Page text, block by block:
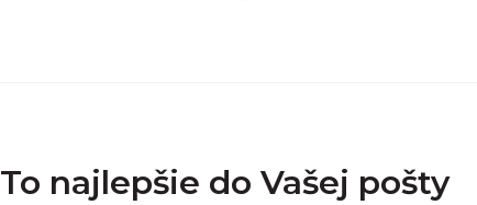
To najlepšie do Vašej pošty